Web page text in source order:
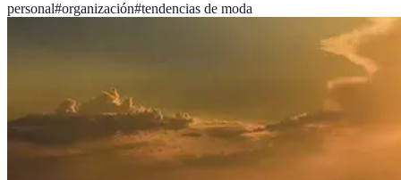
personal#organización#tendencias de moda